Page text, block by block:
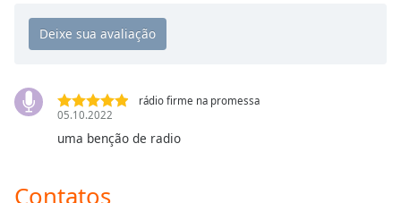
rádio firme na promessa
05.10.2022
uma benção de radio
Contatos